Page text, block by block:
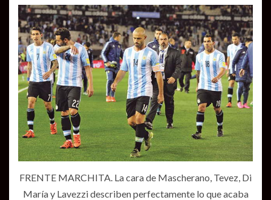
FRENTE MARCHITA. La cara de Mascherano, Tevez, Di
María y Lavezzi describen perfectamente lo que acaba